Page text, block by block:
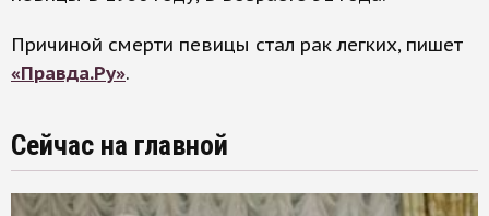
Причиной смерти певицы стал рак легких, пишет
«Правда.Ру».
Сейчас на главной